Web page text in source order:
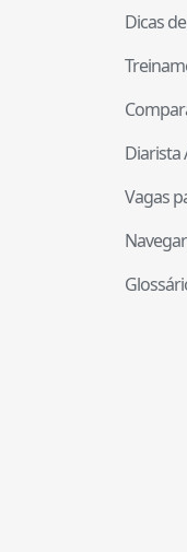
Dicas
Diarista
Vagas